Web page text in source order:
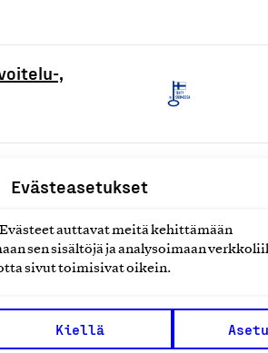
Evästeasetukset
auttavat meitä kehittämään
sen sisältöjä ja analysoimaan
sivut toimisivat oikein.
Kiellä
,
Eteläranta 14,